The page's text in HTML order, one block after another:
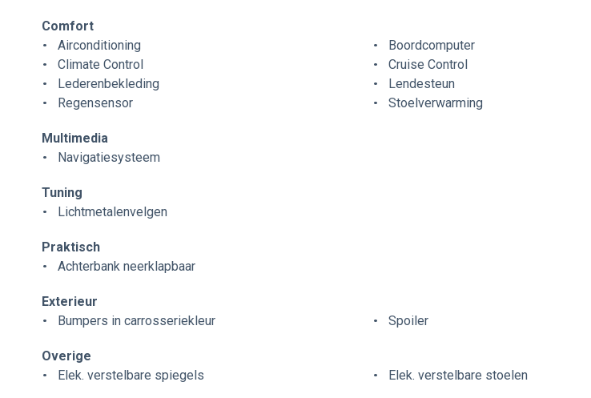
Comfort
Airconditioning
Boordcomputer
Climate Control
Cruise Control
Lederenbekleding
Lendesteun
Regensensor
Stoelverwarming
Multimedia
Navigatiesysteem
Tuning
Lichtmetalenvelgen
Praktisch
Achterbank neerklapbaar
Exterieur
Bumpers in carrosseriekleur
Spoiler
Overige
Elek. verstelbare spiegels
Elek. verstelbare stoelen